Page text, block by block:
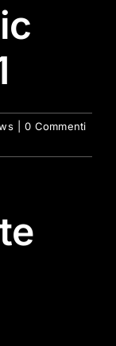
0 Commenti